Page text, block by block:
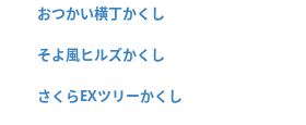
おつかい横丁かくし
そよ風ヒルズかくし
さくらEXツリーかくし